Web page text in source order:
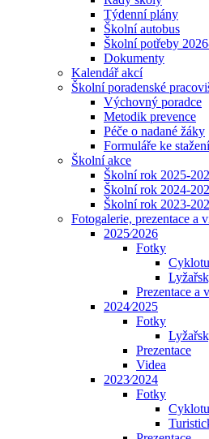
Týdenní plány
Školní autobus
Školní potřeby
Dokumenty
Kalendář akcí
Školní poradenské
Výchovný poradce
Metodik prevence
Péče o nadané žáky
Formuláře ke stažení
Školní akce
Školní rok 2025-
Školní rok 2024-
Školní rok 2023-
Fotogalerie, prezentace a
2025⁄2026
Fotky
Prezentace a
2024⁄2025
Fotky
Prezentace
Videa
2023⁄2024
Fotky